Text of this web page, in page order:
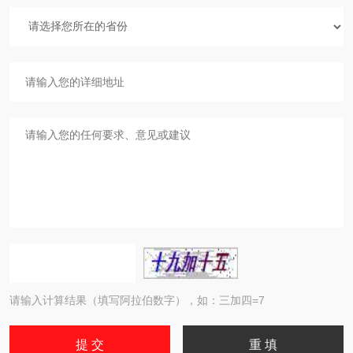
请输入计算结果（填写阿拉伯数字），如：三加四=7